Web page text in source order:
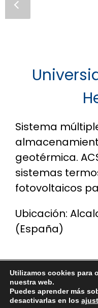
Sistema
geotérmica.
sistemas
fotovoltaicos
Ubicación:
(España)
© 2026 ACSZero –
Designed
Utilizamos cookies para
nuestra web.
Puedes aprender más
desactivarlas en los